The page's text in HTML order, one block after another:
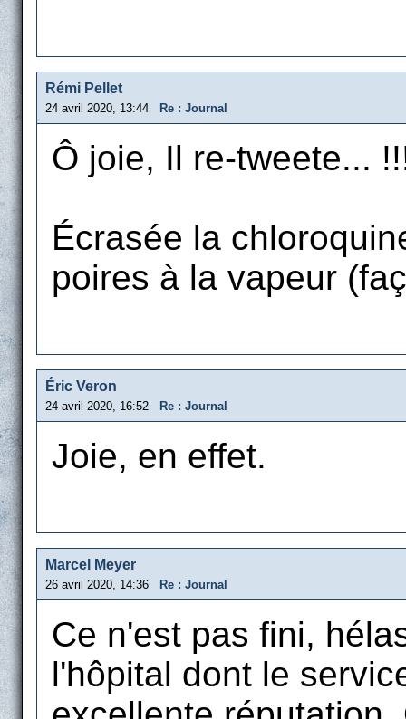
Rémi Pellet
24 avril 2020, 13:44 Re : Journal
Ô joie, Il re-tweete...
Écrasée la
poires à la vapeur
Éric Veron
24 avril 2020, 16:52 Re : Journal
Joie, en effet.
Marcel Meyer
26 avril 2020, 14:36 Re : Journal
Ce n'est pas fini,
l'hôpital dont le